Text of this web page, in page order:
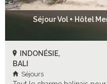
Séjour Vol + Hôtel
INDONÉSIE,
BALI
Séjours